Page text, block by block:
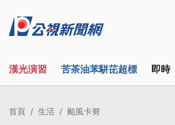
漢光演習 苦茶油苯駢芘超標 即時
首頁 生活 颱風卡努